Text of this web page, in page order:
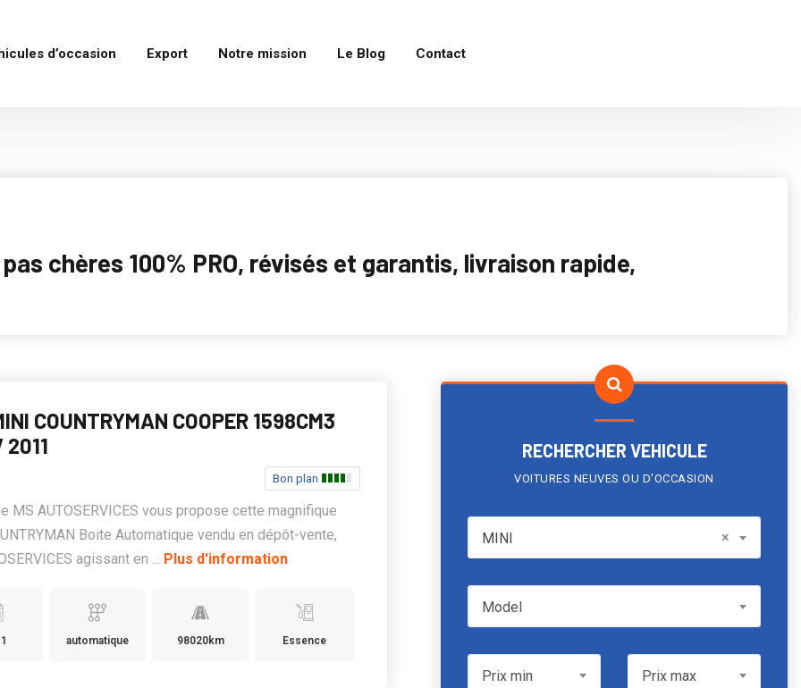
d’occasion Export Notre mission Le Blog Contact
chères 100% PRO, révisés et garantis, livraison rapide,
COUNTRYMAN COOPER 1598CM3
2011
Bon plan
MS AUTOSERVICES vous propose cette magnifique
Boite Automatique vendu en dépôt-vente,
agissant en ... Plus d'information
automatique 98020km Essence
RECHERCHER VEHICULE
VOITURES NEUVES OU D'OCCASION
MINI ×
MINI
ModelModel
Prix minPrix min Prix maxPrix max